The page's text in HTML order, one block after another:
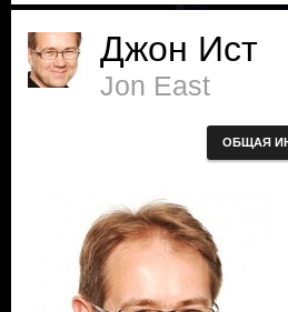
Джон Ист
Jon East
ОБЩАЯ